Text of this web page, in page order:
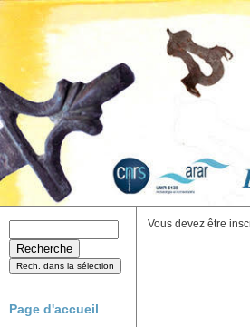
Page d'accueil
Vous devez être